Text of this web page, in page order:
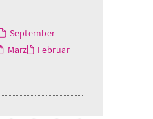
September
März
Februar